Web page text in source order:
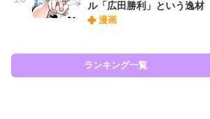
ル「広田勝利」という逸材
漫画
ランキング一覧